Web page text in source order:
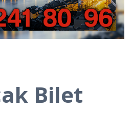
Bilet